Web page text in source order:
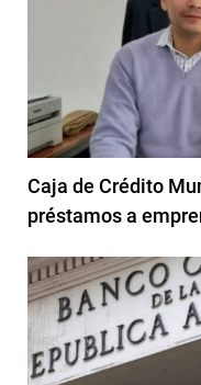
Caja de Crédito
préstamos a